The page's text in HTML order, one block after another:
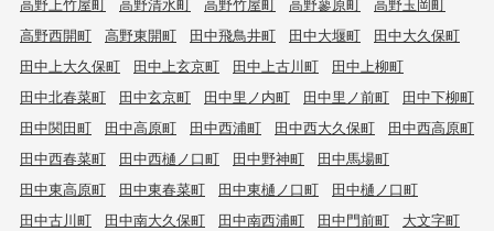
高野上竹屋町
高野清水町 高野竹屋町 高野蓼原町
高野玉岡町
高野西開町
高野東開町 田中飛鳥井町 田中大堰町
田中大久保町
田中上大久保町
田中上玄京町 田中上古川町
田中上柳町
田中北春菜町
田中玄京町 田中里ノ内町 田中里ノ前町
田中下柳町
田中関田町
田中高原町 田中西浦町 田中西大久保町
田中西高原町
田中西春菜町
田中西樋ノ口町 田中野神町
田中馬場町
田中東高原町
田中東春菜町 田中東樋ノ口町
田中樋ノ口町
田中古川町
田中南大久保町 田中南西浦町 田中門前町
大文字町